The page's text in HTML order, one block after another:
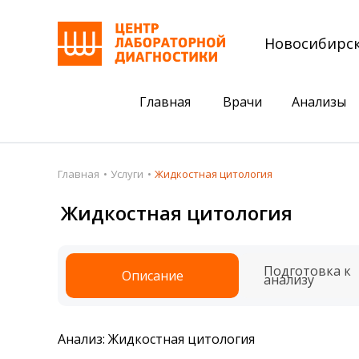
Главная Врачи Анализы
Пациентам
Акции
Подготовка к анализам
Получить результаты
Налоговый вычет
Акции
Комплексный
Сдать клеща на
Главная Услуги Жидкостная цитология
Жидкостная цитология
Описание Подготовка к
анализу
Анализ: Жидкостная цитология